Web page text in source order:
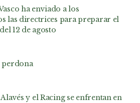
ha enviado a los
las directrices para preparar el
12 de agosto
perdona
y el Racing se enfrentan en